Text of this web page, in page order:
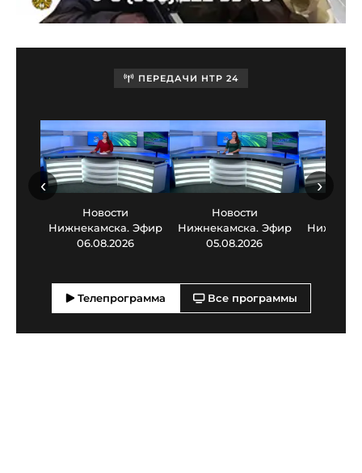
ПЕРЕДАЧИ НТР 24
Новости
Нижнекамска. Эфир
06.08.2026
Новости
Нижнекамска. Эфир
05.08.2026
‹ ›
Телепрограмма Все программы